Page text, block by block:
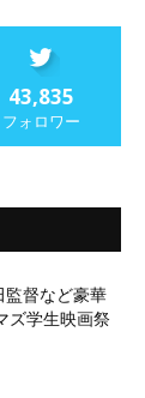
43,835
フォロワー
監督など豪華
ズ学生映画祭